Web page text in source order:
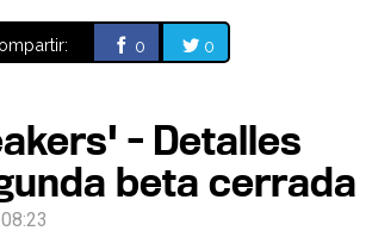
0 0
- Detalles
beta cerrada